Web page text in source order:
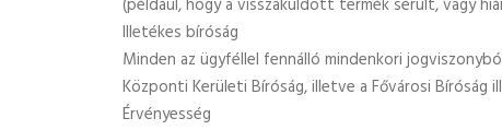
(például, hogy a visszaküldött termék sérült, vagy
Illetékes bíróság
Minden az ügyféllel fennálló mindenkori
Központi Kerületi Bíróság, illetve a Fővárosi Bíróság
Érvényesség